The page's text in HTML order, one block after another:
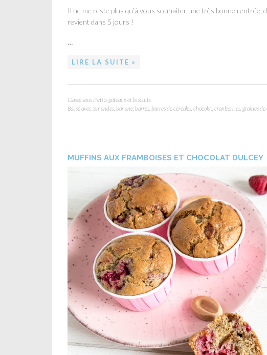
Il ne me reste plus qu’à vous souhaiter une très bonne rentrée,
revient dans 5 jours !
LIRE LA SUITE »
Classé sous :Petits gâteaux et biscuits
Balisé avec :amandes banane barres barres de céréales chocolat cranberries graines de
MUFFINS AUX FRAMBOISES ET CHOCOLAT DULCEY